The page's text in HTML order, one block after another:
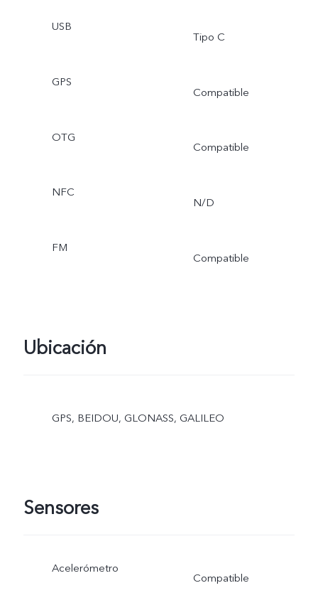
USB
Tipo C
GPS
Compatible
OTG
Compatible
NFC
N/D
FM
Compatible
Ubicación
GPS, BEIDOU, GLONASS, GALILEO
Sensores
Acelerómetro
Compatible